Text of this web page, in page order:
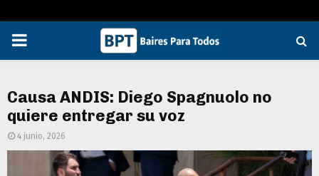
PRIMARY
Causa ANDIS: Diego Spagnuolo no
quiere entregar su voz
4 junio, 2026